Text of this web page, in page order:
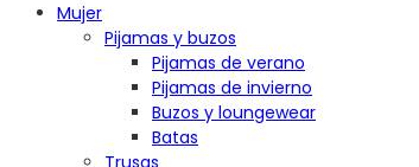
Mujer
Pijamas y buzos
Pijamas de verano
Pijamas de invierno
Buzos y loungewear
Batas